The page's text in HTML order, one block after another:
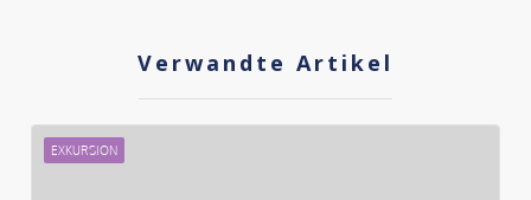
Verwandte Artikel
EXKURSION